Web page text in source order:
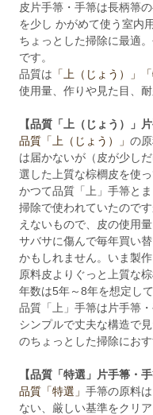
皮片手箒・手箒は長柄箒
を少し かがめて使う室内
ちょっとした掃除に最適
です。
品質は 「上（じょう）」
使用量、作りや見た目、
【品質「上（じょう）」
品質「上（じょう）」の
は届かないが（皮が少し
選した上質な棕櫚皮を使っ
かつて品質「上」手箒と
掃除で使われていたので
えないもので、皮の使用
サバサに傷んで毎年買い
かもしれません。いま製
原料皮よりぐっと上質な
年数は5年～8年を想定して
品質「上」手箒は片手箒
シンプルで丈夫な構造で
のちょっとした掃除におす
【品質「特選」片手箒・
品質「特選」手箒の原料
ない、厳しい基準をクリ